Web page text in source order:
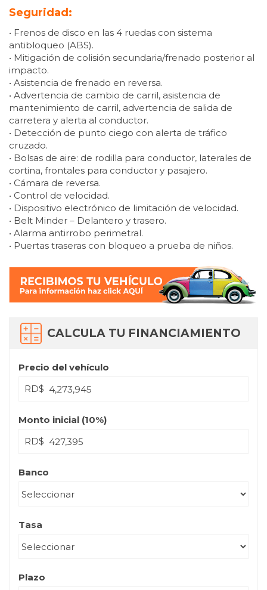
Seguridad:
• Frenos de disco en las 4 ruedas con sistema
antibloqueo (ABS).
• Mitigación de colisión secundaria/frenado posterior al
impacto.
• Asistencia de frenado en reversa.
• Advertencia de cambio de carril, asistencia de
mantenimiento de carril, advertencia de salida de
carretera y alerta al conductor.
• Detección de punto ciego con alerta de tráfico
cruzado.
• Bolsas de aire: de rodilla para conductor, laterales de
cortina, frontales para conductor y pasajero.
• Cámara de reversa.
• Control de velocidad.
• Dispositivo electrónico de limitación de velocidad.
• Belt Minder – Delantero y trasero.
• Alarma antirrobo perimetral.
• Puertas traseras con bloqueo a prueba de niños.
CALCULA TU FINANCIAMIENTO
Precio del vehículo
RD$
Monto inicial (10%)
RD$
Banco
Tasa
Plazo